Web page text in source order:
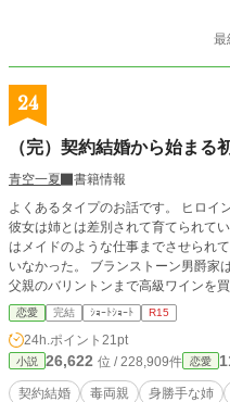
ない故に、自分の命はさほど長くは
後がそんな終わり方なんて、あまり
は、犬だけを逃がして覚悟を決めた
性、カインに助けてもらった。 そのカインは、あまり調子がいいように思えな
かったマシェリーは、助けてもらった
と――カインは感謝を述べながら、
最
24
（完）契約結婚から始まる
青空一夏
書籍情報
よくあるタイプのお話です。 ヒロインはカイリン・ブランストーン男爵令嬢。
彼女は姉とは差別されて育てられて
はメイドのような仕事までさせられ
いなかった。 ブランストーン男爵家はメーガンや母モナの散財で借金だらけ。
父親のバリントンまで高級ワインを
られるように結婚をさせられた相手は、
わ設定のご都合主義です。異世界で
あるかもしれません。 ※ショートショートの予定ですが、変更する場合もあり
ます。
恋愛 完結 ｼｮｰﾄｼｮｰﾄ R15
24h.ポイント 21pt
小説 26,622 位 / 228,909件 恋愛
契約結婚 毒両親 身勝手な姉